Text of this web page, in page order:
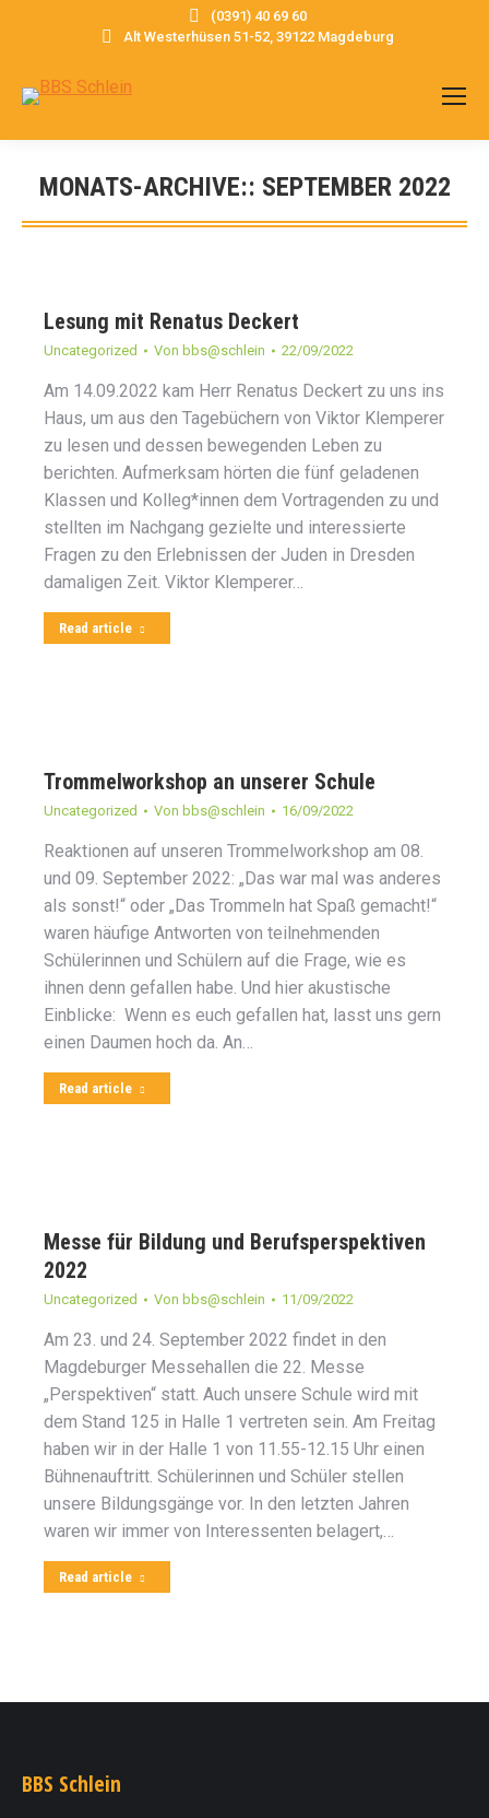
(0391) 40 69 60
Alt Westerhüsen 51-52, 39122 Magdeburg
MONATS-ARCHIVE:: SEPTEMBER 2022
Sie befinden sich hier:
Lesung mit Renatus Deckert
Uncategorized Von bbs@schlein 22/09/2022
Am 14.09.2022 kam Herr Renatus Deckert zu uns ins
Haus, um aus den Tagebüchern von Viktor Klemperer
zu lesen und dessen bewegenden Leben zu
berichten. Aufmerksam hörten die fünf geladenen
Klassen und Kolleg*innen dem Vortragenden zu und
stellten im Nachgang gezielte und interessierte
Fragen zu den Erlebnissen der Juden in Dresden
damaligen Zeit. Viktor Klemperer…
Read article
Trommelworkshop an unserer Schule
Uncategorized Von bbs@schlein 16/09/2022
Reaktionen auf unseren Trommelworkshop am 08.
und 09. September 2022: „Das war mal was anderes
als sonst!“ oder „Das Trommeln hat Spaß gemacht!“
waren häufige Antworten von teilnehmenden
Schülerinnen und Schülern auf die Frage, wie es
ihnen denn gefallen habe. Und hier akustische
Einblicke: Wenn es euch gefallen hat, lasst uns gern
einen Daumen hoch da. An…
Read article
Messe für Bildung und Berufsperspektiven
2022
Uncategorized Von bbs@schlein 11/09/2022
Am 23. und 24. September 2022 findet in den
Magdeburger Messehallen die 22. Messe
„Perspektiven“ statt. Auch unsere Schule wird mit
dem Stand 125 in Halle 1 vertreten sein. Am Freitag
haben wir in der Halle 1 von 11.55-12.15 Uhr einen
Bühnenauftritt. Schülerinnen und Schüler stellen
unsere Bildungsgänge vor. In den letzten Jahren
waren wir immer von Interessenten belagert,…
Read article
BBS Schlein